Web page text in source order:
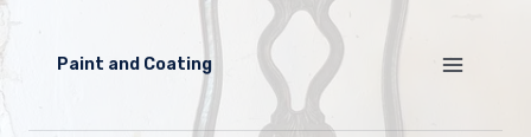
to
content
Paint and Coating